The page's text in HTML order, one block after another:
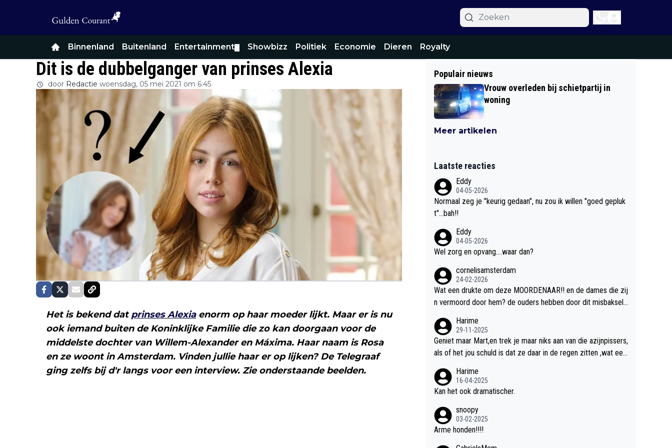
Binnenland Buitenland Entertainment Showbizz Politiek Economie Dieren Royalty
Dit is de dubbelganger van prinses Alexia
door Redactie woensdag, 05 mei 2021 om 6:45
Het is bekend datprinses Alexiaenorm op haar moeder lijkt. Maar er is nu
ook iemand buiten de Koninklijke Familie die zo kan doorgaan voor de
middelste dochter van Willem-Alexander en Máxima. Haar naam is Rosa
en ze woont in Amsterdam. Vinden jullie haar er op lijken? De Telegraaf
ging zelfs bij d'r langs voor een interview. Zie onderstaande beelden.
Populair nieuws
Vrouw overleden bij schietpartij in
woning
Meer artikelen
Laatste reacties
Eddy
04-05-2026
Normaal zeg je "keurig gedaan", nu zou ik willen "goed gepluk
t"...bah!!
Eddy
04-05-2026
Wel zorg en opvang....waar dan?
cornelisamsterdam
24-02-2026
Wat een drukte om deze MOORDENAAR!! en de dames die zij
n vermoord door hem? de ouders hebben door dit misbaksel l
pgelost!!
Harime
29-11-2025
Geniet maar Mart,en trek je maar niks aan van die azijnpissers,
als of het jou schuld is dat ze daar in de regen zitten ,wat een
Harime
16-04-2025
Kan het ook dramatischer.
snoopy
03-02-2025
Arme honden!!!!